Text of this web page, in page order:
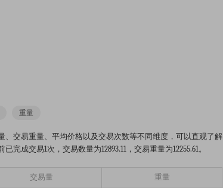
重量
、交易重量、平均价格以及交易次数等不同维度，可以直观了解
成交易1次，交易数量为12893.11，交易重量为12255.61。
交易量 重量